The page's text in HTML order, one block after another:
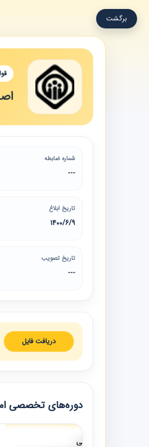
برگشت
اصلاح
شماره ضابطه
---
تاریخ ابلاغ
1400/6/9
تاریخ تصویب
---
دریافت فایل
دوره‌های تخصصی